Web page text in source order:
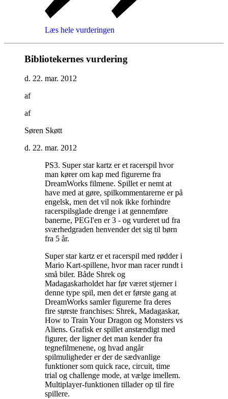
Læs hele vurderingen
Bibliotekernes vurdering
d. 22. mar. 2012
af
af
Søren Skøtt
d. 22. mar. 2012
PS3. Super star kartz er et racerspil hvor
man kører om kap med figurerne fra
DreamWorks filmene. Spillet er nemt at
have med at gøre, spilkommentarerne er på
engelsk, men det vil nok ikke forhindre
racerspilsglade drenge i at gennemføre
banerne, PEGI'en er 3 - og vurderet ud fra
sværhedgraden henvender det sig til børn
fra 5 år.
Super star kartz er et racerspil med rødder i
Mario Kart-spillene, hvor man racer rundt i
små biler. Både Shrek og
Madagaskarholdet har før været stjerner i
denne type spil, men det er første gang at
DreamWorks samler figurerne fra deres
fire største franchises: Shrek, Madagaskar,
How to Train Your Dragon og Monsters vs
Aliens. Grafisk er spillet anstændigt med
figurer, der ligner det man kender fra
tegnefilmenene, og hvad angår
spilmuligheder er der de sædvanlige
funktioner som quick race, circuit, time
trial og challenge mode, at vælge imellem.
Multiplayer-funktionen tillader op til fire
spillere.